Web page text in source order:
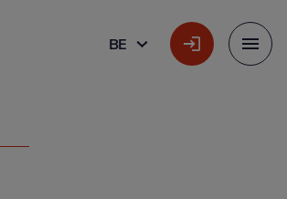
BE
БЕЛАРУСКАЯ